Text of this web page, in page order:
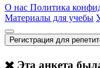
О нас Политика
Материалы для учебы
Регистрация для
✖️ Эта анкета